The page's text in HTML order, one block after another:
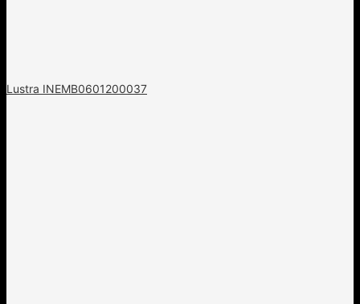
Lustra INEMB0601200037